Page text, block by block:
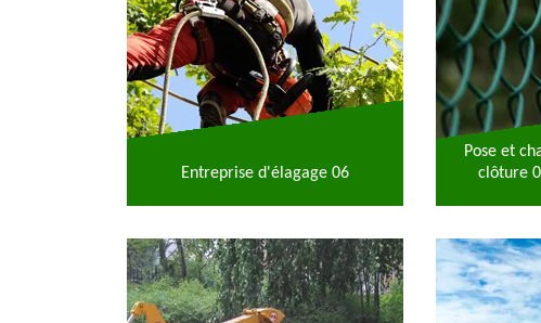
Entreprise d'élagage 06
Pose et
clôture